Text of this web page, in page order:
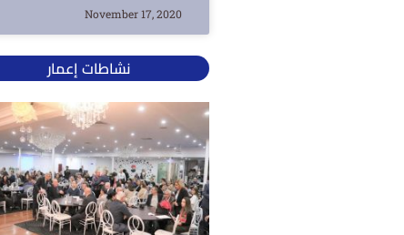
November 17, 2020
نشاطات إعمار